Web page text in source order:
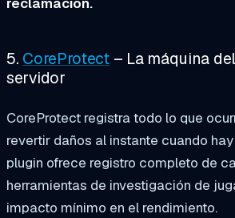
5. CoreProtect– La máquina
servidor
CoreProtect registra todo lo que
revertir daños al instante cuando
plugin ofrece registro completo de
herramientas de investigación de
impacto mínimo en el rendimiento.